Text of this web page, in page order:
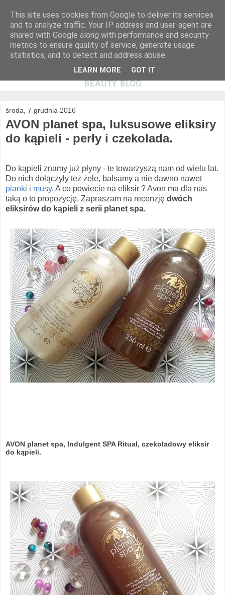
środa, 7 grudnia 2016
AVON planet spa, luksusowe eliksiry
do kąpieli - perły i czekolada.
Do kąpieli znamy już płyny - te towarzyszą nam od wielu lat.
Do nich dołączyły też żele, balsamy a nie dawno nawet
pianki i musy. A co powiecie na eliksir ? Avon ma dla nas
taką o to propozycję. Zapraszam na recenzję dwóch
eliksirów do kąpieli z serii planet spa.
AVON planet spa, Indulgent SPA Ritual, czekoladowy eliksir
do kąpieli.
This site uses cookies from Google to deliver its services
and to analyze traffic. Your IP address and user-agent are
shared with Google along with performance and security
metrics to ensure quality of service, generate usage
statistics, and to detect and address abuse.
LEARN MORE GOT IT